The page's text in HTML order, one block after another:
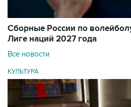
Сборные России по
Лиге наций 2027 года
Все новости
КУЛЬТУРА